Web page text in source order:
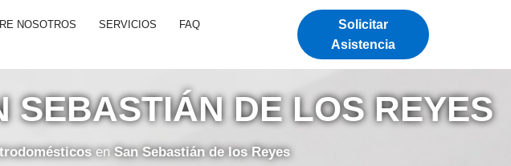
NOSOTROS SERVICIOS
FAQ
Solicitar
Asistencia
SEBASTIÁN DE LOS REYES
en San Sebastián de los Reyes